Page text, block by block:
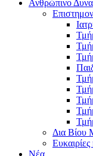
Ανθρώπινο
Δια
Ευκαιρίες
Νέα